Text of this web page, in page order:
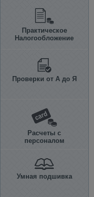
Практическое
Налогообложение
Проверки от А до Я
Расчеты с
персоналом
Умная подшивка